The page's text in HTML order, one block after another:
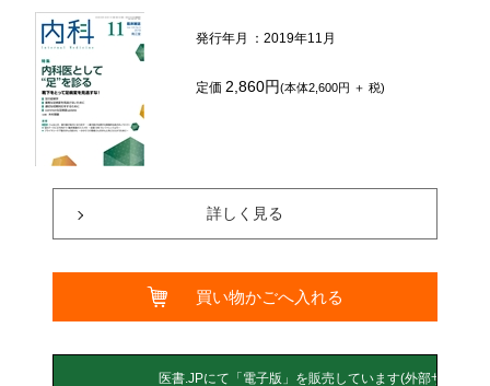
発行年月 ：2019年11月
定価2,860円(本体2,600円 ＋ 税)
詳しく見る
買い物かごへ入れる